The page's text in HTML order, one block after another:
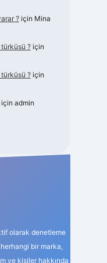
?için Mina
?için
?için
admin
olarak denetleme
bir marka,
ve kişiler hakkında